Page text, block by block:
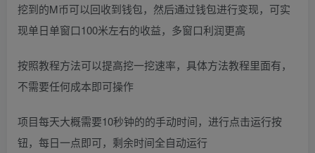
挖到的M币可以回收到钱包，然后通过钱包进行变现，可实
现单日单窗口100米左右的收益，多窗口利润更高
按照教程方法可以提高挖一挖速率，具体方法教程里面有，
不需要任何成本即可操作
项目每天大概需要10秒钟的的手动时间，进行点击运行按
钮，每日一点即可，剩余时间全自动运行